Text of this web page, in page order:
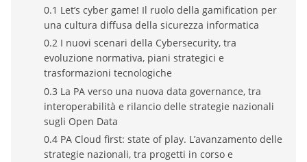
0.1 Let’s cyber game! Il ruolo della gamification per
una cultura diffusa della sicurezza informatica
0.2 I nuovi scenari della Cybersecurity, tra
evoluzione normativa, piani strategici e
trasformazioni tecnologiche
0.3 La PA verso una nuova data governance, tra
interoperabilità e rilancio delle strategie nazionali
sugli Open Data
0.4 PA Cloud first: state of play. L’avanzamento delle
strategie nazionali, tra progetti in corso e